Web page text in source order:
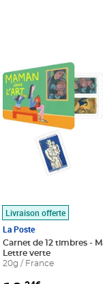
Livraison offerte
La Poste
Carnet de 12 timbres -
Lettre verte
20g / France